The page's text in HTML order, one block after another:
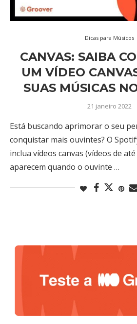
Dicas para Músicos
CANVAS: SAIBA
UM VÍDEO
SUAS MÚSICAS
21 janeiro 2022
Está buscando aprimorar o seu
conquistar mais ouvintes? O
inclua vídeos canvas (vídeos de
aparecem quando o ouvinte …